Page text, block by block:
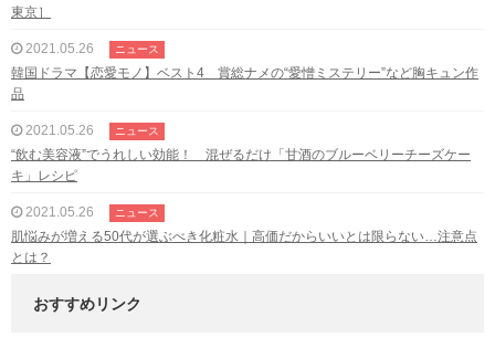
東京］
2021.05.26 ニュース
韓国ドラマ【恋愛モノ】ベスト4 賞総ナメの“愛憎ミステリー”など胸キュン作
品
2021.05.26 ニュース
“飲む美容液”でうれしい効能！ 混ぜるだけ「甘酒のブルーベリーチーズケー
キ」レシピ
2021.05.26 ニュース
肌悩みが増える50代が選ぶべき化粧水｜高価だからいいとは限らない…注意点
とは？
おすすめリンク